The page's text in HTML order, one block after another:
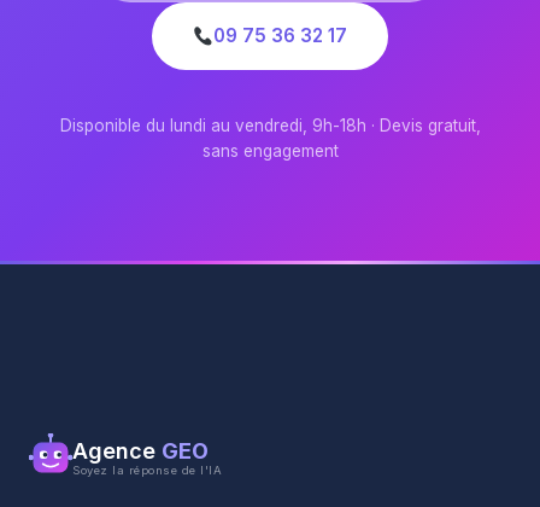
09 75 36 32 17
Disponible du lundi au vendredi, 9h-18h · Devis gratuit,
sans engagement
Agence GEO
Soyez la réponse de l'IA